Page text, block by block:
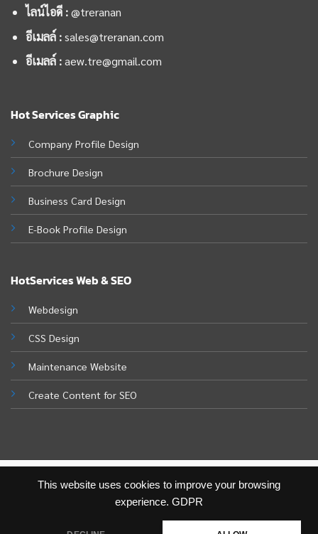
This website uses cookies to improve your browsing
experience. GDPR
Hot Services Graphic
Company Profile Design
Brochure Design
Business Card Design
E-Book Profile Design
HotServices Web & SEO
Webdesign
CSS Design
Maintenance Website
Create Content for SEO
ไลน์ไอดี :@treranan
อีเมลล์ :sales@treranan.com
อีเมลล์ :aew.tre@gmail.com
© 2026 Treranan Design Privacy Cookies